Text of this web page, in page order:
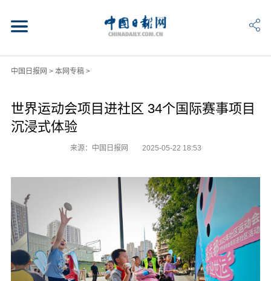
中国日报网 > 本网专稿>
世界运动会项目进社区 34个国际赛事项目
沉浸式体验
来源：中国日报网 2025-05-22 18:53